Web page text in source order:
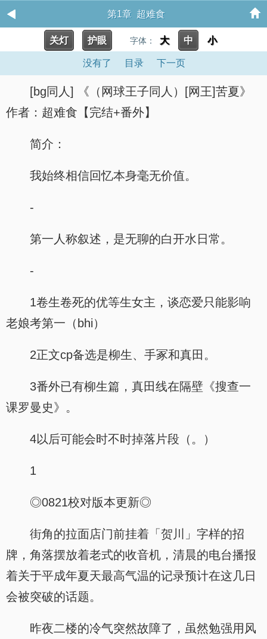
第1章 超难食
关灯 护眼 字体： 大 中 小
没有了 目录 下一页
[bg同人] 《（网球王子同人）[网王]苦夏》
作者：超难食【完结+番外】
简介：
我始终相信回忆本身毫无价值。
-
第一人称叙述，是无聊的白开水日常。
-
1卷生卷死的优等生女主，谈恋爱只能影响
老娘考第一（bhi）
2正文cp备选是柳生、手冢和真田。
3番外已有柳生篇，真田线在隔壁《搜查一
课罗曼史》。
4以后可能会时不时掉落片段（。）
1
◎0821校对版本更新◎
街角的拉面店门前挂着「贺川」字样的招
牌，角落摆放着老式的收音机，清晨的电台播报
着关于平成年夏天最高气温的记录预计在这几日
会被突破的话题。
昨夜二楼的冷气突然故障了，虽然勉强用风